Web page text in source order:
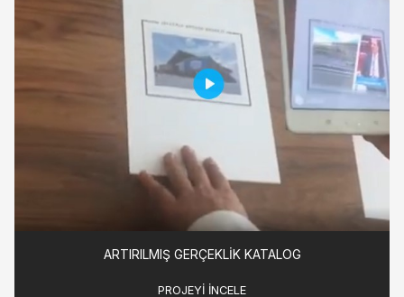
ARTIRILMIŞ GERÇEKLIK KATALOG
PROJEYI INCELE